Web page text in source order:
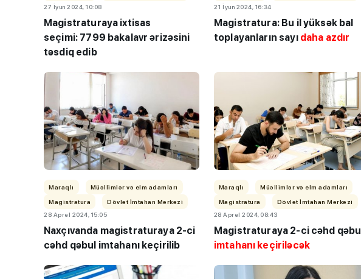
27 İyun 2024, 10:08
Magistraturaya ixtisas
seçimi: 7799 bakalavr ərizəsini
təsdiq edib
21 İyun 2024, 16:34
Magistratura: Bu il yüksək bal
toplayanların sayı daha azdır
Maraqlı
Müəllimlər və elm adamları
Magistratura
Dövlət İmtahan Mərkəzi
28 Aprel 2024, 15:05
Naxçıvanda magistraturaya 2-ci
cəhd qəbul imtahanı keçirilib
Maraqlı
Müəllimlər və elm adamları
Magistratura
Dövlət İmtahan Mərkəzi
28 Aprel 2024, 08:43
Magistraturaya 2-ci cəhd qəbul
imtahanı keçiriləcək
BMU-İNHA ikili diplom
proqramına qəbul imtahanları
keçirilib